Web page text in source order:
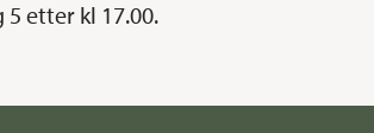
etter kl 17.00.